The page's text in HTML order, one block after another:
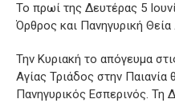
Το πρωί της Δευτέρας 5
Όρθρος και Πανηγυρική Θεία
Την Κυριακή το απόγευμα
Αγίας Τριάδος στην Παιανία
Πανηγυρικός Εσπερινός. Τη